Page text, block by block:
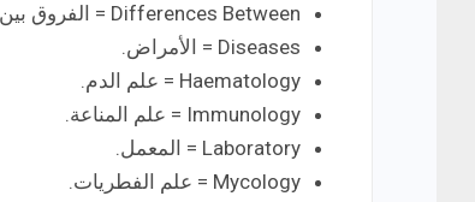
Differences Between = الفروق بين.
Diseases = الأمراض.
Haematology = علم الدم.
Immunology = علم المناعة.
Laboratory = المعمل.
Mycology = علم الفطريات.